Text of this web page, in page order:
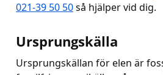
021-39 50 50så hjälper vid dig.
Ursprungskälla
Ursprungskällan för elen är